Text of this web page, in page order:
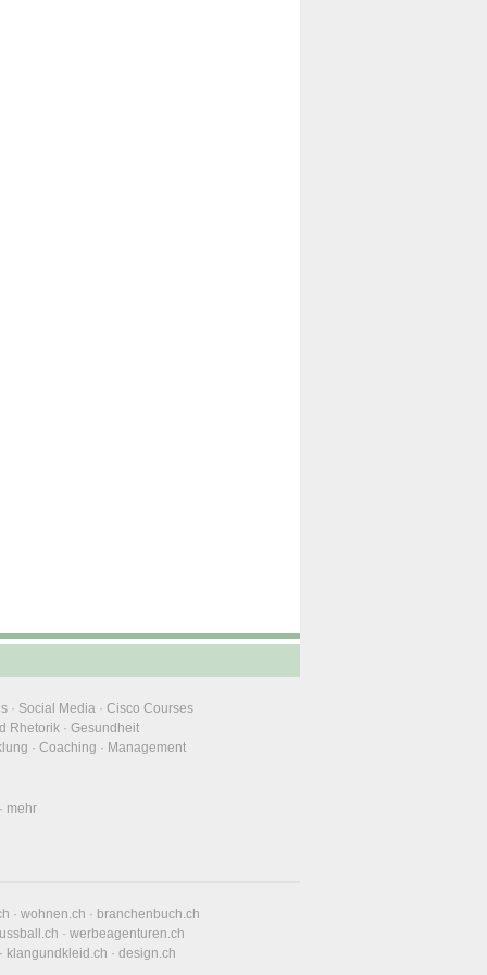
· Social Media · Cisco Courses
Rhetorik · Gesundheit
· Coaching · Management
mehr
· wohnen.ch · branchenbuch.ch
· werbeagenturen.ch
klangundkleid.ch · design.ch